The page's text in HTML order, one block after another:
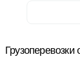
Грузоперевозки